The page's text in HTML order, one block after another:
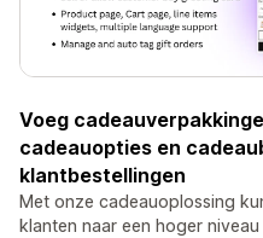
Voeg
cadeauopties en
klantbestellingen
Met onze cadeauoplossing
klanten naar een hoger